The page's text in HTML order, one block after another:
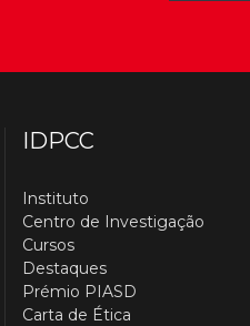
IDPCC
Instituto
Centro de Investigação
Cursos
Destaques
Prémio PIASD
Carta de Ética